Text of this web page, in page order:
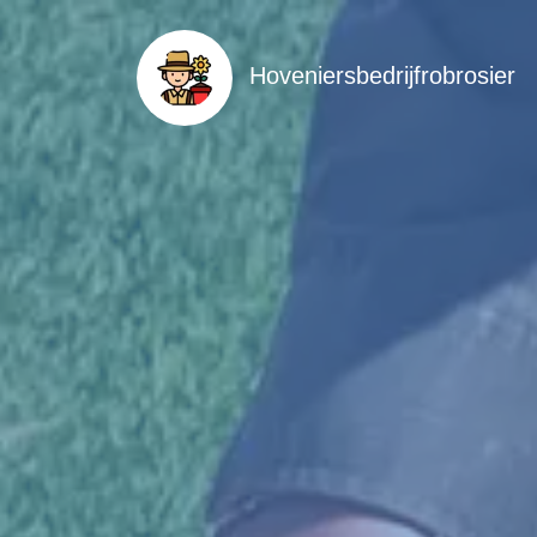
Hoveniersbedrijfrobrosier